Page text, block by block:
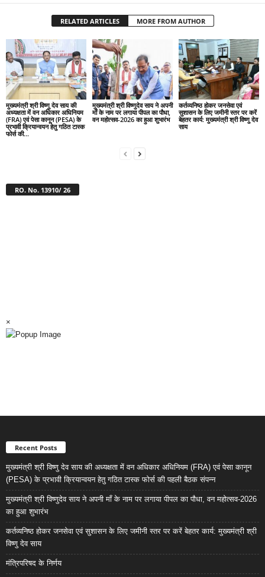
RELATED ARTICLES MORE FROM AUTHOR
मुख्यमंत्री श्री विष्णु देव साय की
अध्यक्षता में वन अधिकार अधिनियम
(FRA) एवं पेसा कानून (PESA) के
प्रभावी क्रियान्वयन हेतु गठित टास्क
फोर्स की...
मुख्यमंत्री श्री विष्णुदेव साय ने अपनी
माँ के नाम पर लगाया पीपल का पौधा,
वन महोत्सव-2026 का हुआ शुभारंभ
कर्तव्यनिष्ठ होकर जनसेवा एवं
सुशासन के लिए जमीनी स्तर पर करें
बेहतर कार्य: मुख्यमंत्री श्री विष्णु देव
साय
RO. No. 13910/ 26
×
Recent Posts
मुख्यमंत्री श्री विष्णु देव साय की अध्यक्षता में वन अधिकार अधिनियम (FRA) एवं पेसा कानून
(PESA) के प्रभावी क्रियान्वयन हेतु गठित टास्क फोर्स की पहली बैठक संपन्न
मुख्यमंत्री श्री विष्णुदेव साय ने अपनी माँ के नाम पर लगाया पीपल का पौधा, वन महोत्सव-2026
का हुआ शुभारंभ
कर्तव्यनिष्ठ होकर जनसेवा एवं सुशासन के लिए जमीनी स्तर पर करें बेहतर कार्य: मुख्यमंत्री श्री
विष्णु देव साय
मंत्रिपरिषद के निर्णय